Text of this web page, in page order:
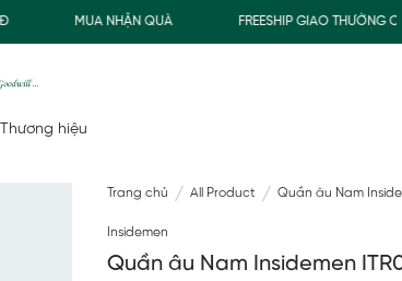
MUA NHẬN QUÀ FREESHIP GIAO THƯỜNG
Thương hiệu
Trang chủ All Product Quần âu Nam
Insidemen
Quần âu Nam Insidemen